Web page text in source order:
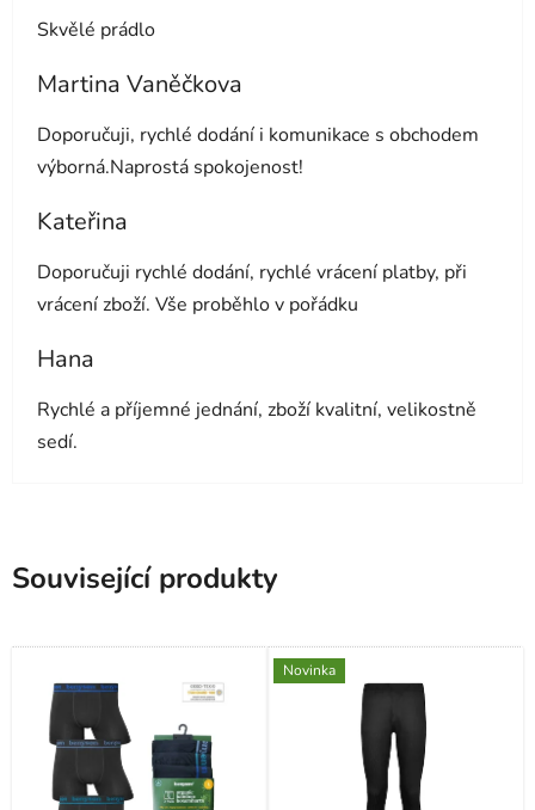
Skvělé prádlo
Martina Vaněčkova
Doporučuji, rychlé dodání i komunikace s obchodem
výborná.Naprostá spokojenost!
Kateřina
Doporučuji rychlé dodání, rychlé vrácení platby, při
vrácení zboží. Vše proběhlo v pořádku
Hana
Rychlé a příjemné jednání, zboží kvalitní, velikostně
sedí.
Související produkty
Novinka